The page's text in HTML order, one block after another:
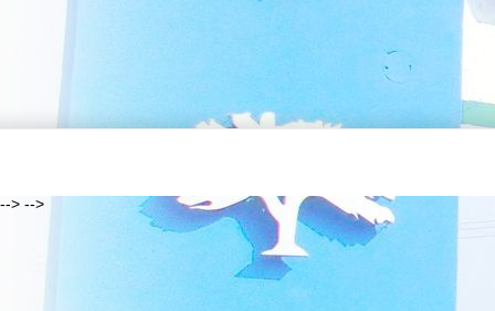
--> -->